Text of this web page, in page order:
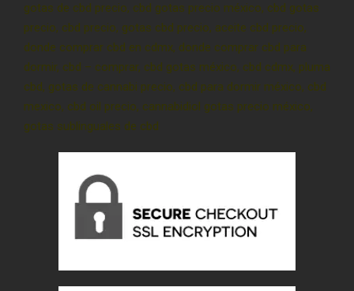
gotas de cbd precio, cbd gotas precio méxico, cbd gotas
precio, cbd precio, gotas cbd precio, aceite cbd precio,
donde comprar cbd en cdmx, donde comprar cbd para
dormir, cbd – comprar, cbd gotas méxico, cbd cdmx, pluma
cbd, gotas de cannabi precio, cbd para dormir méxico, cbd
mexico, cbd oil precio, cannabidiol gotas precio méxico,
gotas sublinguales de cbd